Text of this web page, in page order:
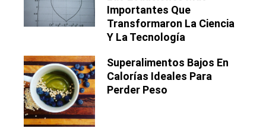
Importantes Que
Transformaron La Ciencia
Y La Tecnología
Superalimentos Bajos En
Calorías Ideales Para
Perder Peso